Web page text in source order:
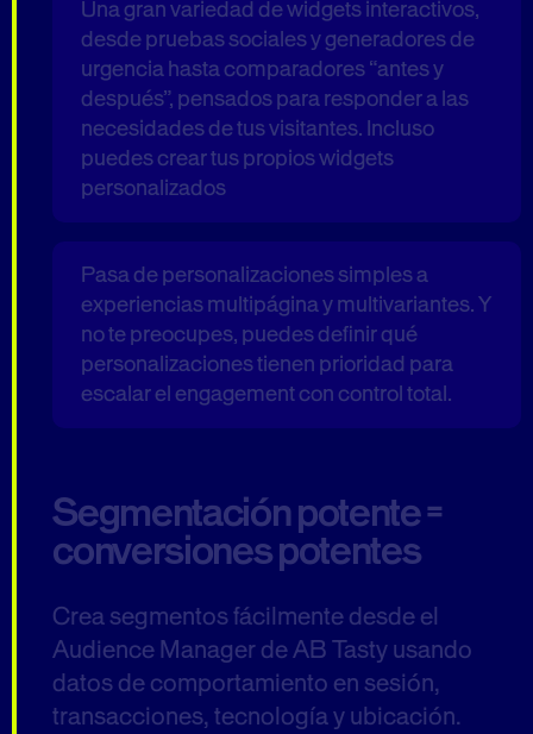
Una gran variedad de widgets interactivos,
desde pruebas sociales y generadores de
urgencia hasta comparadores “antes y
después”, pensados para responder a las
necesidades de tus visitantes. Incluso
puedes crear tus propios widgets
personalizados
Pasa de personalizaciones simples a
experiencias multipágina y multivariantes. Y
no te preocupes, puedes definir qué
personalizaciones tienen prioridad para
escalar el engagement con control total.
Segmentación potente =
conversiones potentes
Crea segmentos fácilmente desde el
Audience Manager de AB Tasty usando
datos de comportamiento en sesión,
transacciones, tecnología y ubicación.